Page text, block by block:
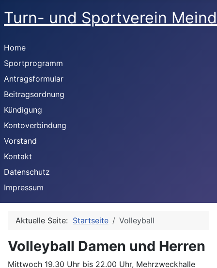
Turn- und Sportverein
Home
Sportprogramm
Antragsformular
Beitragsordnung
Kündigung
Kontoverbindung
Vorstand
Kontakt
Datenschutz
Impressum
Aktuelle Seite: Startseite Volleyball
Volleyball Damen und Herren
Mittwoch 19.30 Uhr bis 22.00 Uhr, Mehrzweckhalle